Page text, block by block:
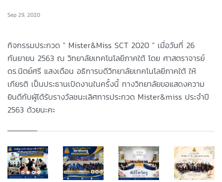
Sep 29, 2020
กิจกรรมประกวด " Mister&Miss SCT 2020 " เมื่อวันที่ 26
กันยายน 2563 ณ วิทยาลัยเทคโนโลยีภาคใต้ โดย ศาสตราจารย์
ดร.นิตย์ศรี แสงเดือน อธิการบดีวิทยาลัยเทคโนโลยีภาคใต้ ให้
เกียรติ เป็นประธานเปิดงานในครั้งนี้ ทางวิทยาลัยขอแสดงความ
ยินดีกับผู้ได้รับรางวัลชนะเลิศการประกวด Mister&miss ประจำปี
2563 ด้วยนะคะ